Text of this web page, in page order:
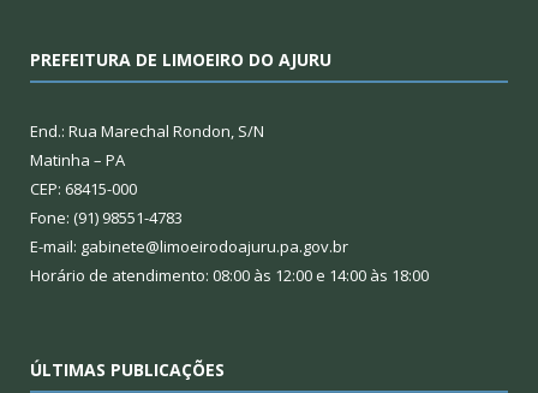
PREFEITURA DE LIMOEIRO DO AJURU
End.: Rua Marechal Rondon, S/N
Matinha – PA
CEP: 68415-000
Fone: (91) 98551-4783
E-mail: gabinete@limoeirodoajuru.pa.gov.br
Horário de atendimento: 08:00 às 12:00 e 14:00 às 18:00
ÚLTIMAS PUBLICAÇÕES